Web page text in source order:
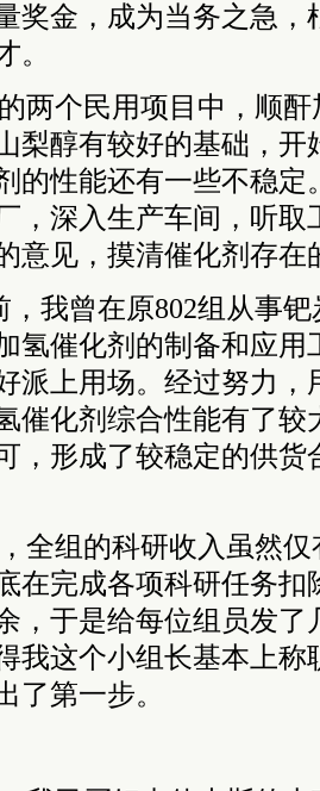
奖金，成为当务之急，
。
两个民用项目中，顺
梨醇有较好的基础，开
的性能还有一些不稳定
，深入生产车间，听取
意见，摸清催化剂存在
，我曾在原802组从事
氢催化剂的制备和应用
派上用场。经过努力，
催化剂综合性能有了较
，形成了较稳定的供货
全组的科研收入虽然
在完成各项科研任务扣
，于是给每位组员发了
我这个小组长基本上称
了第一步。